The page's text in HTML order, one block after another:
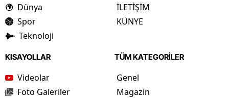
Dünya
Spor
Teknoloji
İLETİŞİM
KÜNYE
KISAYOLLAR
Videolar
Foto Galeriler
TÜM KATEGORİLER
Genel
Magazin